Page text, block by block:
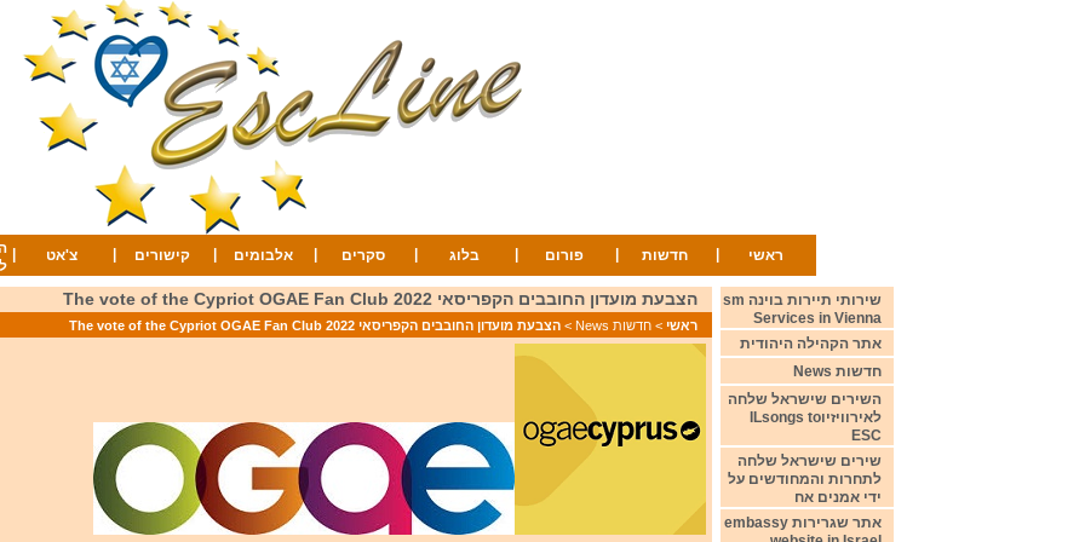
ראשי חדשות פורום בלוג סקרים אלבומים קישורים צ'אט
הצבעת מועדון החובבים הקפריסאי 2022 The vote of the Cypriot OGAE Fan Club
ראשי > חדשות News > הצבעת מועדון החובבים הקפריסאי 2022 The vote of the Cypriot OGAE Fan Club
שירותי תיירות בוינה sm
Services in Vienna
אתר הקהילה היהודית
חדשות News
השירים שישראל שלחה
לאירוויזיוILsongs to
ESC
שירים שישראל שלחה
לתחרות והמחודשים על
ידי אמנים אח
אתר שגרירות embassy